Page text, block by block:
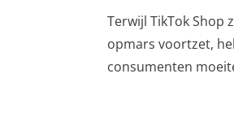
Terwijl TikTok Shop
opmars voortzet,
consumenten